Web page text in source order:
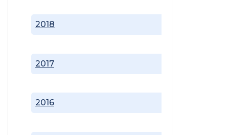
2016
2017
2018